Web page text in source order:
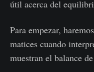
útil acerca del
Para empezar,
matices cuando
muestran el balance